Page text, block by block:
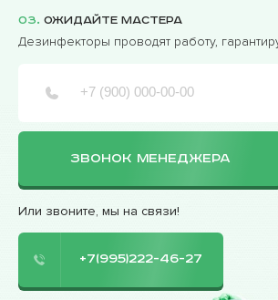
03. Ожидайте мастера
Дезинфекторы проводят работу,
ЗВОНОК МЕНЕДЖЕРА
Или звоните, мы на связи!
+7(995)222-46-27